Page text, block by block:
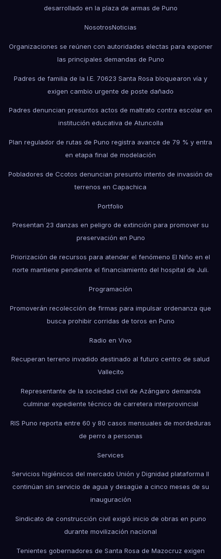
desarrollado en la plaza de armas de Puno
NosotrosNoticias
Organizaciones se reúnen con autoridades electas para exponer
las principales demandas de Puno
Padres de familia de la I.E. 70623 Santa Rosa bloquearon vía y
exigen cambio urgente de poste dañado
Padres denuncian presuntos actos de maltrato contra escolar en
institución educativa de Atuncolla
Plan regulador de rutas de Puno registra avance de 79 % y entra
en etapa final de modelación
Pobladores de Ccotos denuncian presunto intento de invasión de
terrenos en Capachica
Portfolio
Presentan 23 danzas en peligro de extinción para promover su
preservación en Puno
Priorización de recursos para atender el fenómeno El Niño en el
norte mantiene pendiente el financiamiento del hospital de Juli.
Programación
Promoverán recolección de firmas para impulsar ordenanza que
busca prohibir corridas de toros en Puno
Radio en Vivo
Recuperan terreno invadido destinado al futuro centro de salud
Vallecito
Representante de la sociedad civil de Azángaro demanda
culminar expediente técnico de carretera interprovincial
RIS Puno reporta entre 60 y 80 casos mensuales de mordeduras
de perro a personas
Services
Servicios higiénicos del mercado Unión y Dignidad plataforma II
continúan sin servicio de agua y desagüe a cinco meses de su
inauguración
Sindicato de construcción civil exigió inicio de obras en puno
durante movilización nacional
Tenientes gobernadores de Santa Rosa de Mazocruz exigen